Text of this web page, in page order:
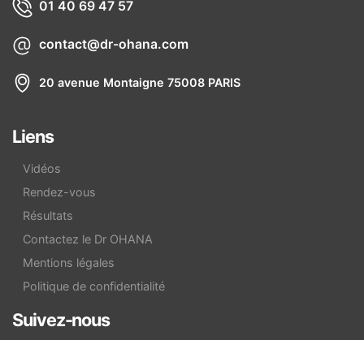
01 40 69 47 57
contact@dr-ohana.com
20 avenue Montaigne 75008 PARIS
Liens
Vidéos
Rendez-vous
Résultats
Contactez le Dr OHANA
Mentions légales
Politique de confidentialité
Suivez-nous